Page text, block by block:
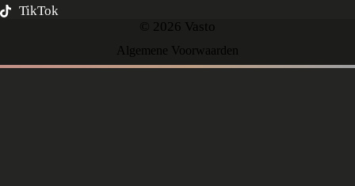
TikTok
© 2026 Vasto
Algemene Voorwaarden